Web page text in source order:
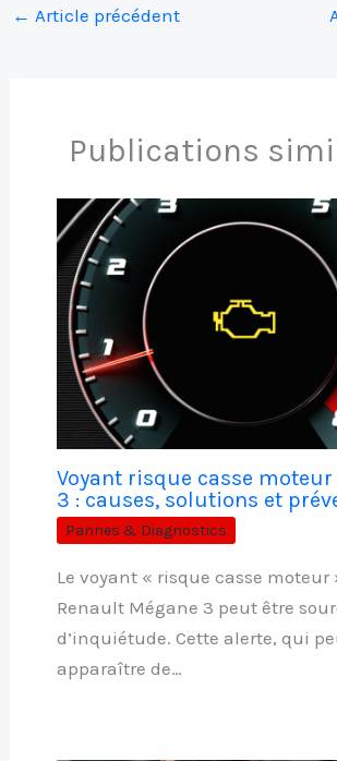
← Article précédent
Publications
Voyant risque casse moteur
3 : causes, solutions et
Pannes & Diagnostics
Le voyant « risque casse moteur
Renault Mégane 3 peut être
d’inquiétude. Cette alerte, qui
apparaître de…